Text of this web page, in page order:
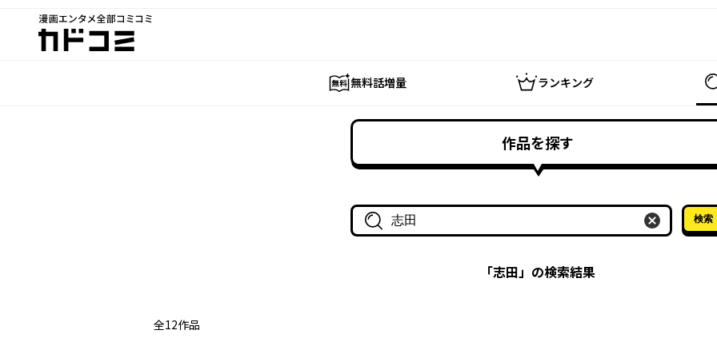
漫画エンタメ全部コミコミ
カドコミ
無料話増量 ランキング
作品を探す
作品名・作家名で探す
検索
「志田」の検索結果
全12作品